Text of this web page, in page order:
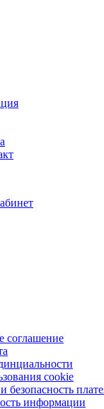
соглашение
cookie
безопасность
информации